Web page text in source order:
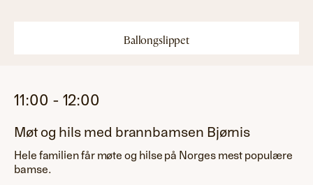
Ballongslippet
11:00 - 12:00
Møt og hils med brannbamsen Bjørnis
Hele familien får møte og hilse på Norges mest populære
bamse.